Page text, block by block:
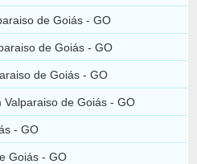
de Goiás - GO
de Goiás - GO
de Goiás - GO
Valparaiso de Goiás - GO
- GO
Goiás - GO